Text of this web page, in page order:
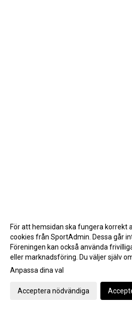
Gå till Webbversion
För att hemsidan ska fungera korrekt
cookies från SportAdmin. Dessa går
Föreningen kan också använda
eller marknadsföring. Du väljer själv
Anpassa dina val
Acceptera nödvändiga